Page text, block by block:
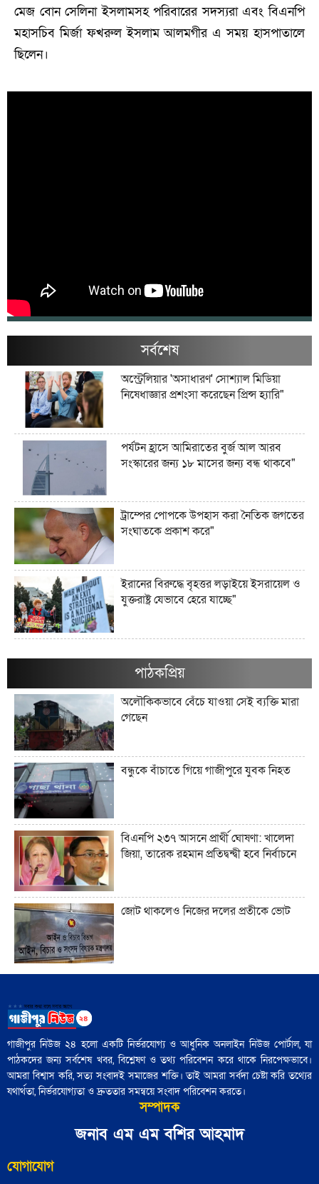
মেজ বোন সেলিনা ইসলামসহ পরিবারের সদস্যরা এবং বিএনপি
মহাসচিব মির্জা ফখরুল ইসলাম আলমগীর এ সময় হাসপাতালে
ছিলেন।
সর্বশেষ
অস্ট্রেলিয়ার 'অসাধারণ' সোশ্যাল মিডিয়া
নিষেধাজ্ঞার প্রশংসা করেছেন প্রিন্স হ্যারি"
পর্যটন হ্রাসে আমিরাতের বুর্জ আল আরব
সংস্কারের জন্য ১৮ মাসের জন্য বন্ধ থাকবে"
ট্রাম্পের পোপকে উপহাস করা নৈতিক জগতের
সংঘাতকে প্রকাশ করে"
ইরানের বিরুদ্ধে বৃহত্তর লড়াইয়ে ইসরায়েল ও
যুক্তরাষ্ট্র যেভাবে হেরে যাচ্ছে"
সম্পদগুলো কী এবং সেগুলো কোথায় রাখা
আছে?"
মার্কিন তেল অবরোধ কি কিউবান চুরুটের
আধুনিক বাংলাদেশে লোকসাহিত্য অধ্যয়ন
পাঠকপ্রিয়
অলৌকিকভাবে বেঁচে যাওয়া সেই ব্যক্তি মারা
গেছেন
বন্ধুকে বাঁচাতে গিয়ে গাজীপুরে যুবক নিহত
বিএনপি ২৩৭ আসনে প্রার্থী ঘোষণা: খালেদা
জিয়া, তারেক রহমান প্রতিদ্বন্দ্বী হবে নির্বাচনে
জোট থাকলেও নিজের দলের প্রতীকে ভোট
৪৮ হাজার পুলিশ সদস্য নির্বাচনী প্রশিক্ষণ
সম্পন্ন: পুলিশ সদর দপ্তর
জামায়াতের চূড়ান্ত প্রার্থী তালিকা শিগগিরই
ঘোষণা করবেন শফিকুর রহমান
গাজীপুর নিউজ ২৪ হলো একটি নির্ভরযোগ্য ও আধুনিক অনলাইন নিউজ পোর্টাল, যা
পাঠকদের জন্য সর্বশেষ খবর, বিশ্লেষণ ও তথ্য পরিবেশন করে থাকে নিরপেক্ষভাবে।
আমরা বিশ্বাস করি, সত্য সংবাদই সমাজের শক্তি। তাই আমরা সর্বদা চেষ্টা করি তথ্যের
যথার্থতা, নির্ভরযোগ্যতা ও দ্রুততার সমন্বয়ে সংবাদ পরিবেশন করতে।
সম্পাদক
জনাব এম এম বশির আহমাদ
যোগাযোগ